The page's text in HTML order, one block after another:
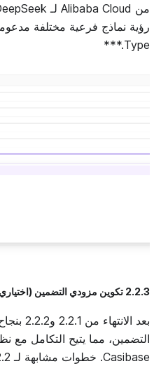
Type.
*
*
*
2.2.3 تكوين مزودي التضمين (اختياري)
بعد
التضمين، مما يتيح التكامل مع
Casibase. خطوات مشابهة لـ 2.2.2، قم بملء النموذج عبر: